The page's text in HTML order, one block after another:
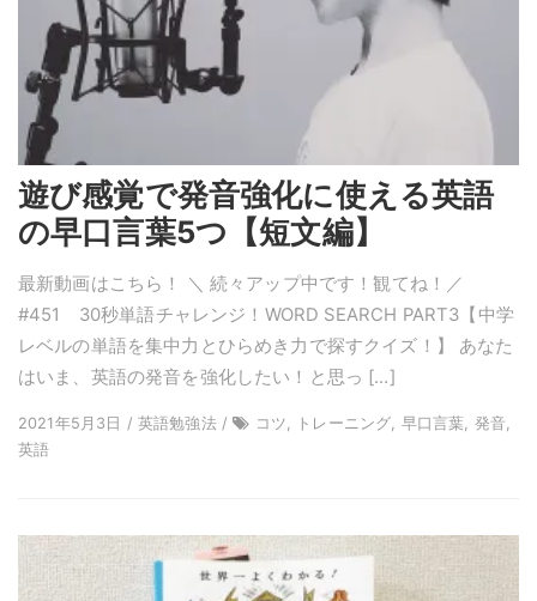
遊び感覚で発音強化に使える英語
の早口言葉5つ【短文編】
最新動画はこちら！ ＼ 続々アップ中です！観てね！／
#451 30秒単語チャレンジ！WORD SEARCH PART3【中学
レベルの単語を集中力とひらめき力で探すクイズ！】 あなた
はいま、英語の発音を強化したい！と思っ […]
2021年5月3日 / 英語勉強法 /
コツ, トレーニング, 早口言葉, 発音,
英語